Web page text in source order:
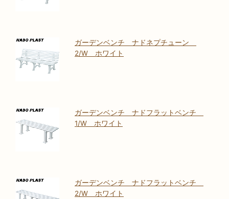
ガーデンベンチ ナドネプチューン
2/W ホワイト
ガーデンベンチ ナドフラットベンチ
1/W ホワイト
ガーデンベンチ ナドフラットベンチ
2/W ホワイト